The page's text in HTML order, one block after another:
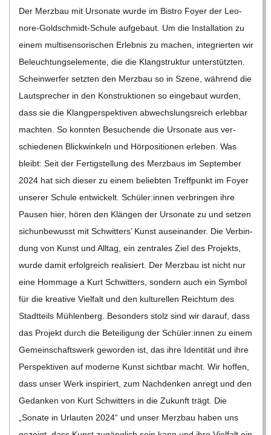
Der Merz­bau mit Urso­nate wurde im Bis­tro Foyer der Leo­­
nore-Gol­d­­schmidt-Schule auf­ge­baut. Um die Instal­la­tion zu
einem mul­ti­sen­so­ri­schen Erleb­nis zu machen, inte­grier­ten wir
Beleuch­tungs­ele­mente, die die Klang­struk­tur unter­stütz­ten.
Schein­wer­fer setz­ten den Merz­bau so in Szene, wäh­rend die
Laut­spre­cher in den Kon­struk­tio­nen so ein­ge­baut wur­den,
dass sie die Klang­per­spek­ti­ven abwechs­lungs­reich erleb­bar
mach­ten. So konn­ten Besu­chende die Urso­nate aus ver­
schie­de­nen Blick­win­keln und Hör­po­si­tio­nen erle­ben. Was
bleibt: Seit der Fer­tig­stel­lung des Merz­baus im Sep­tem­ber
2024 hat sich die­ser zu einem belieb­ten Treff­punkt im Foyer
unse­rer Schule ent­wi­ckelt. Schüler:innen ver­brin­gen ihre
Pau­sen hier, hören den Klän­gen der Urso­nate zu und set­zen
sichun­be­wusst mit Schwit­ters’ Kunst aus­ein­an­der. Die Ver­bin­
dung von Kunst und All­tag, ein zen­tra­les Ziel des Pro­jekts,
wurde damit erfolg­reich rea­li­siert. Der Merz­bau ist nicht nur
eine Hom­mage a Kurt Schwit­ters, son­dern auch ein Sym­bol
für die krea­tive Viel­falt und den kul­tu­rel­len Reich­tum des
Stadt­teils Müh­len­berg. Beson­ders stolz sind wir dar­auf, dass
das Pro­jekt durch die Betei­li­gung der Schüler:innen zu einem
Gemein­schafts­werk gewor­den ist, das ihre Iden­ti­tät und ihre
Per­spek­ti­ven auf moderne Kunst sicht­bar macht. Wir hof­fen,
dass unser Werk inspi­riert, zum Nach­den­ken anregt und den
Gedan­ken von Kurt Schwit­ters in die Zukunft trägt. Die
„Sonate in Urlau­ten 2024“ und unser Merz­bau haben uns